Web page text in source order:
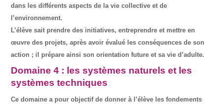
dans les différents aspects de la vie collective et de
l’environnement.
L’élève sait prendre des initiatives, entreprendre et mettre en
œuvre des projets, après avoir évalué les conséquences de son
action ; il prépare ainsi son orientation future et sa vie d’adulte.
Domaine 4 : les systèmes naturels et les
systèmes techniques
Ce domaine a pour objectif de donner à l’élève les fondements